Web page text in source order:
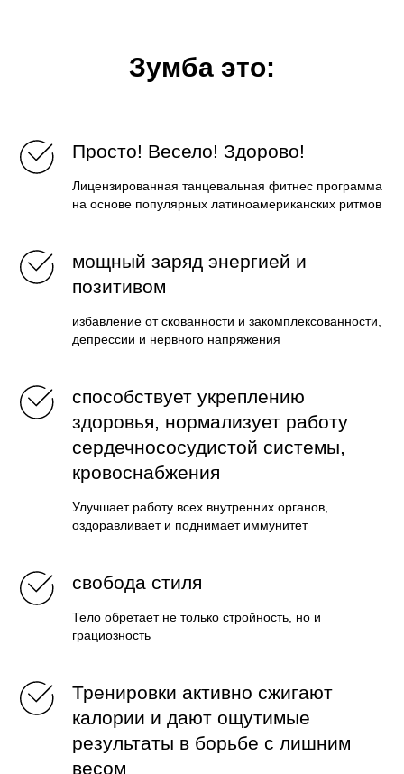
Зумба это:
Просто! Весело! Здорово!
Лицензированная танцевальная фитнес программа
на основе популярных латиноамериканских ритмов
мощный заряд энергией и
позитивом
избавление от скованности и закомплексованности,
депрессии и нервного напряжения
способствует укреплению
здоровья, нормализует работу
сердечнососудистой системы,
кровоснабжения
Улучшает работу всех внутренних органов,
оздоравливает и поднимает иммунитет
свобода стиля
Тело обретает не только стройность, но и
грациозность
Тренировки активно сжигают
калории и дают ощутимые
результаты в борьбе с лишним
весом